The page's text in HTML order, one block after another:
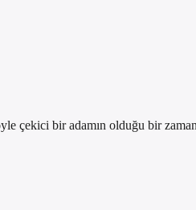
çekici bir adamın olduğu bir